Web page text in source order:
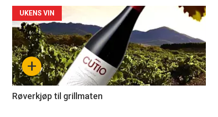
Forsiden
akkurat
nå
-
4
+
UKENS VIN
Røverkjøp til grillmaten